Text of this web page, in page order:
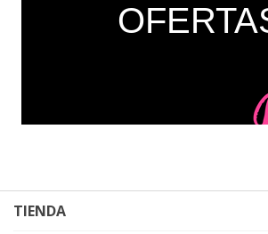
TIENDA